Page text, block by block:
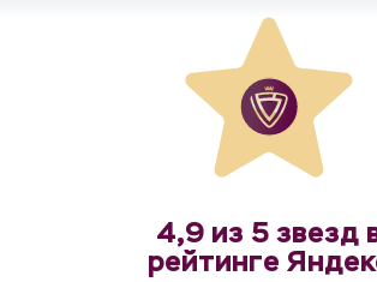
4,9 из 5 звезд
рейтинге